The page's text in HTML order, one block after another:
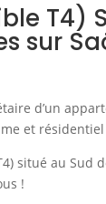
T4)
sur
d’un
et résidentiel
situé au
!